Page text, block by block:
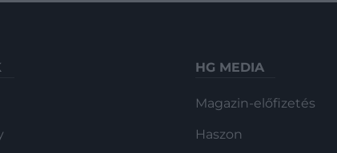
HG MEDIA
Magazin-előfizetés
Haszon